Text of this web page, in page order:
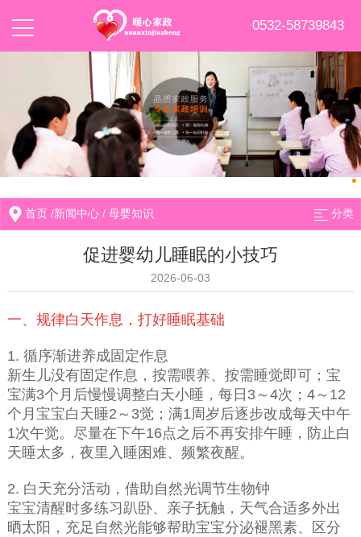
0532-58739843
首页 /新闻中心 /母婴知识 分类
促进婴幼儿睡眠的小技巧
2026-06-03
一、规律白天作息，打好睡眠基础
1. 循序渐进养成固定作息
新生儿没有固定作息，按需喂养、按需睡觉即可；宝
宝满3个月后慢慢调整白天小睡，每日3～4次；4～12
个月宝宝白天睡2～3觉；满1周岁后逐步改成每天中午
1次午觉。尽量在下午16点之后不再安排午睡，防止白
天睡太多，夜里入睡困难、频繁夜醒。
2. 白天充分活动，借助自然光调节生物钟
宝宝清醒时多练习趴卧、亲子抚触，天气合适多外出
晒太阳，充足自然光能够帮助宝宝分泌褪黑素、区分